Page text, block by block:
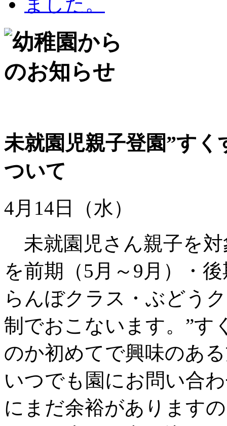
未就園児親子登園”す
ついて
4月14日（水）
未就園児さん親子を
を前期（5月～9月）・
らんぼクラス・ぶどう
制でおこないます。”す
のか初めてで興味のあ
いつでも園にお問い合
にまだ余裕があります